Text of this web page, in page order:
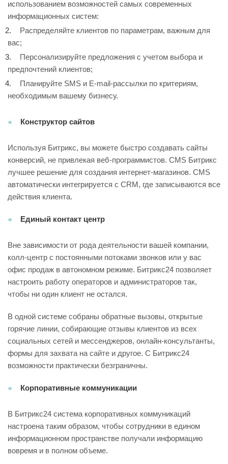
использованием возможностей самых современных
информационных систем:
Распределяйте клиентов по параметрам, важным для
вас;
Персонализируйте предложения с учетом выбора и
предпочтений клиентов;
Планируйте SMS и E-mail-рассылки по критериям,
необходимым вашему бизнесу.
Конструктор сайтов
Используя Битрикс, вы можете быстро создавать сайты
конверсий, не привлекая веб-программистов. CMS Битрикс
лучшее решение для создания интернет-магазинов. CMS
автоматически интегрируется с CRM, где записываются все
действия клиента.
Единый контакт центр
Вне зависимости от рода деятельности вашей компании,
колл-центр с постоянными потоками звонков или у вас
офис продаж в автономном режиме. Битрикс24 позволяет
настроить работу операторов и администраторов так,
чтобы ни один клиент не остался.
В одной системе собраны обратные вызовы, открытые
горячие линии, собирающие отзывы клиентов из всех
социальных сетей и мессенджеров, онлайн-консультанты,
формы для захвата на сайте и другое. С Битрикс24
возможности практически безграничны.
Корпоративные коммуникации
В Битрикс24 система корпоративных коммуникаций
настроена таким образом, чтобы сотрудники в едином
информационном пространстве получали информацию
вовремя и в полном объеме.